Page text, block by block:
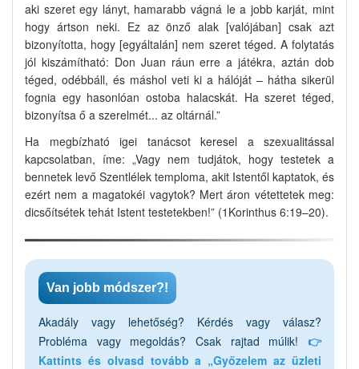
aki szeret egy lányt, hamarabb vágná le a jobb karját, mint
hogy ártson neki. Ez az önző alak [valójában] csak azt
bizonyította, hogy [egyáltalán] nem szeret téged. A folytatás
jól kiszámítható: Don Juan ráun erre a játékra, aztán dob
téged, odébbáll, és máshol veti ki a hálóját – hátha sikerül
fognia egy hasonlóan ostoba halacskát. Ha szeret téged,
bizonyítsa ő a szerelmét... az oltárnál.”
Ha megbízható igei tanácsot keresel a szexualitással
kapcsolatban, íme: „Vagy nem tudjátok, hogy testetek a
bennetek levő Szentlélek temploma, akit Istentől kaptatok, és
ezért nem a magatokéi vagytok? Mert áron vétettetek meg:
dicsőítsétek tehát Istent testetekben!” (1Korinthus 6:19–20).
Van jobb módszer?!
Akadály vagy lehetőség? Kérdés vagy válasz?
Probléma vagy megoldás? Csak rajtad múlik! 👉
Kattints és olvasd tovább a „Győzelem az üzleti